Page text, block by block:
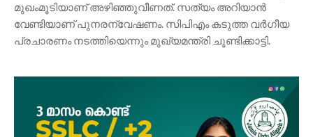
മുഖംമൂടിയാണ് അഴിഞ്ഞുവീണത്. സത്യം അറിയാൻ
വേണ്ടിയാണ് പുനരന്വേഷണം. സിപിഎം കടുത്ത വർഗീയ
പ്രചാരണം നടത്തിയെന്നും മുഖ്യമന്ത്രി ചൂണ്ടിക്കാട്ടി.